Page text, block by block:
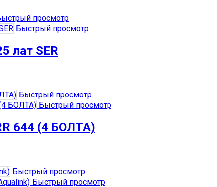
просмотр
Быстрый просмотр
лат SER
Быстрый просмотр
Быстрый просмотр
644 (4 БОЛТА)
Быстрый просмотр
Быстрый просмотр